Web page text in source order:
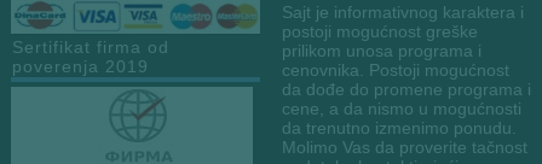
Sertifikat firma od
poverenja 2019
Sajt je informativnog karaktera i
postoji mogućnost greške
prilikom unosa programa i
cenovnika. Postoji mogućnost
da dođe do promene programa i
cene, a da nismo u mogućnosti
da trenutno izmenimo ponudu.
Molimo Vas da proverite tačnost